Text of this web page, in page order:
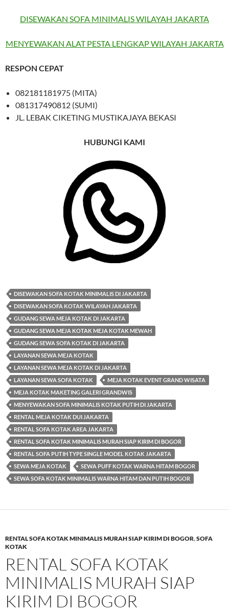
DISEWAKAN SOFA MINIMALIS WILAYAH JAKARTA
MENYEWAKAN ALAT PESTA LENGKAP WILAYAH JAKARTA
RESPON CEPAT
082181181975 (MITA)
081317490812 (SUMI)
JL. LEBAK CIKETING MUSTIKAJAYA BEKASI
HUBUNGI KAMI
DISEWAKAN SOFA KOTAK MINIMALIS DI JAKARTA
DISEWAKAN SOFA KOTAK WILAYAH JAKARTA
GUDANG SEWA MEJA KOTAK DI JAKARTA
GUDANG SEWA MEJA KOTAK MEJA KOTAK MEWAH
GUDANG SEWA SOFA KOTAK DI JAKARTA
LAYANAN SEWA MEJA KOTAK
LAYANAN SEWA MEJA KOTAK DI JAKARTA
LAYANAN SEWA SOFA KOTAK
MEJA KOTAK EVENT GRAND WISATA
MEJA KOTAK MAKETING GALERI GRANDWIS
MENYEWAKAN SOFA MINIMALIS KOTAK PUTIH DI JAKARTA
RENTAL MEJA KOTAK DUI JAKARTA
RENTAL SOFA KOTAK AREA JAKARTA
RENTAL SOFA KOTAK MINIMALIS MURAH SIAP KIRIM DI BOGOR
RENTAL SOFA PUTIH TYPE SINGLE MODEL KOTAK JAKARTA
SEWA MEJA KOTAK
SEWA PUFF KOTAK WARNA HITAM BOGOR
SEWA SOFA KOTAK MINIMALIS WARNA HITAM DAN PUTIH BOGOR
RENTAL SOFA KOTAK MINIMALIS MURAH SIAP KIRIM DI BOGOR,SOFA
KOTAK
RENTAL SOFA KOTAK
MINIMALIS MURAH SIAP
KIRIM DI BOGOR